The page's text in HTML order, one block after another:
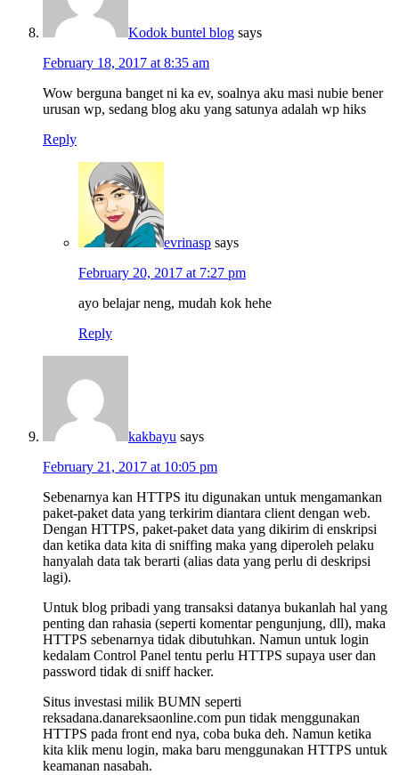
Kodok buntel blog says
February 18, 2017 at 8:35 am
Wow berguna banget ni ka ev, soalnya aku masi nubie bener
urusan wp, sedang blog aku yang satunya adalah wp hiks
Reply
evrinasp says
February 20, 2017 at 7:27 pm
ayo belajar neng, mudah kok hehe
Reply
kakbayu says
February 21, 2017 at 10:05 pm
Sebenarnya kan HTTPS itu digunakan untuk mengamankan
paket-paket data yang terkirim diantara client dengan web.
Dengan HTTPS, paket-paket data yang dikirim di enskripsi
dan ketika data kita di sniffing maka yang diperoleh pelaku
hanyalah data tak berarti (alias data yang perlu di deskripsi
lagi).
Untuk blog pribadi yang transaksi datanya bukanlah hal yang
penting dan rahasia (seperti komentar pengunjung, dll), maka
HTTPS sebenarnya tidak dibutuhkan. Namun untuk login
kedalam Control Panel tentu perlu HTTPS supaya user dan
password tidak di sniff hacker.
Situs investasi milik BUMN seperti
reksadana.danareksaonline.com pun tidak menggunakan
HTTPS pada front end nya, coba buka deh. Namun ketika
kita klik menu login, maka baru menggunakan HTTPS untuk
keamanan nasabah.